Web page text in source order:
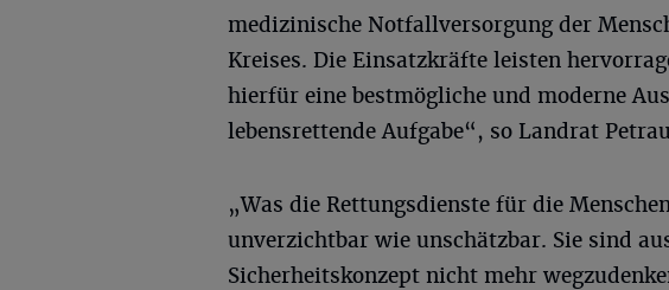
medizinische Notfallversorgung der
Kreises. Die Einsatzkräfte leisten
hierfür eine bestmögliche und moderne
lebensrettende Aufgabe“, so Landrat
„Was die Rettungsdienste für die
unverzichtbar wie unschätzbar. Sie sind
Sicherheitskonzept nicht mehr